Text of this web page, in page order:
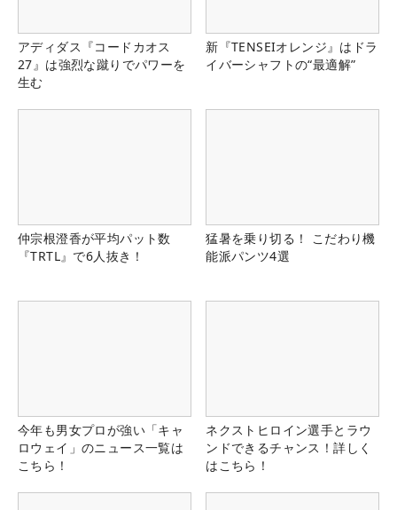
アディダス『コードカオス
27』は強烈な蹴りでパワーを
生む
新『TENSEIオレンジ』はドラ
イバーシャフトの“最適解”
仲宗根澄香が平均パット数
『TRTL』で6人抜き！
猛暑を乗り切る！ こだわり機
能派パンツ4選
今年も男女プロが強い「キャ
ロウェイ」のニュース一覧は
こちら！
ネクストヒロイン選手とラウ
ンドできるチャンス！詳しく
はこちら！